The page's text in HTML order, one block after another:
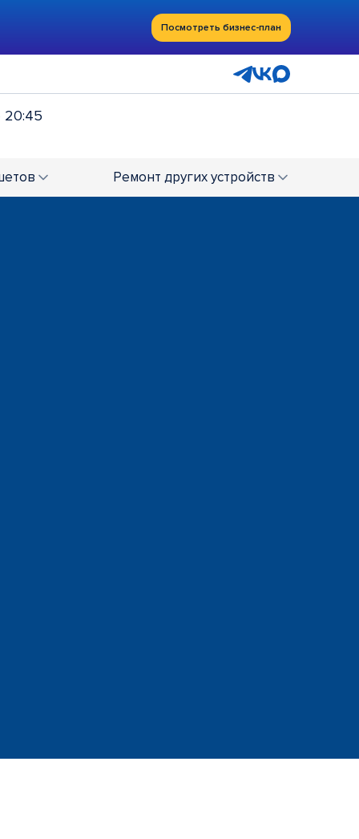
Посмотреть бизнес-план
20:45
Ремонт других устройств